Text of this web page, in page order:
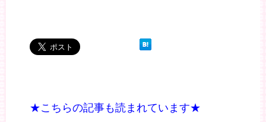
★こちらの記事も読まれています★